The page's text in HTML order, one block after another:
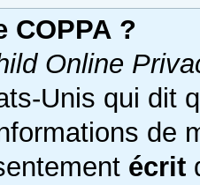
COPPA ?
Online
Unis qui dit
de
écrit